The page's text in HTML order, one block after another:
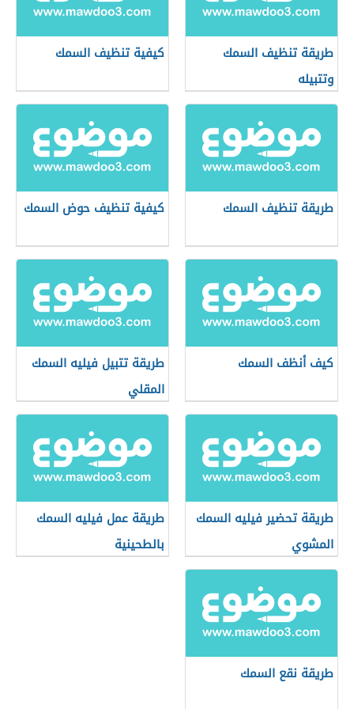
طريقة تنظيف السمك
وتتبيله
كيفية تنظيف السمك
طريقة تنظيف السمك كيفية تنظيف حوض السمك
كيف أنظف السمك
طريقة تتبيل فيليه السمك
المقلي
طريقة تحضير فيليه السمك
المشوي
طريقة عمل فيليه السمك
بالطحينية
طريقة نقع السمك